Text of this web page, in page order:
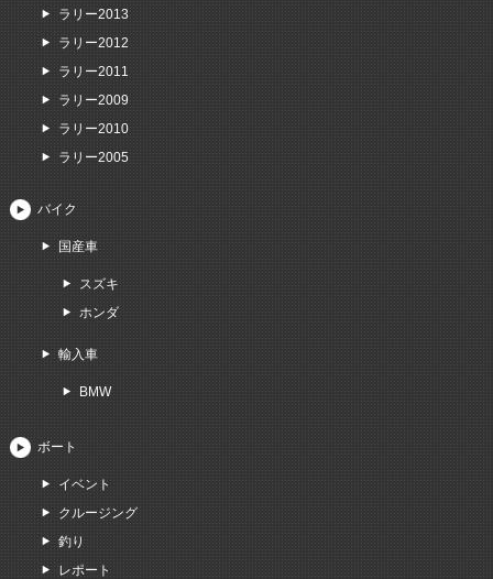
ラリー2013
ラリー2012
ラリー2011
ラリー2009
ラリー2010
ラリー2005
バイク
国産車
スズキ
ホンダ
輸入車
BMW
ボート
イベント
クルージング
釣り
レポート